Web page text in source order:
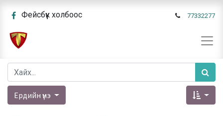
Фейсбүүк холбоос 77332277
Ердийн үнэ